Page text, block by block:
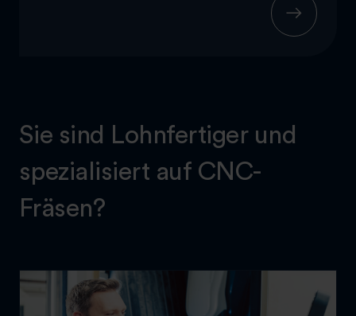
Sie sind Lohnfertiger und
spezialisiert auf CNC-
Fräsen?